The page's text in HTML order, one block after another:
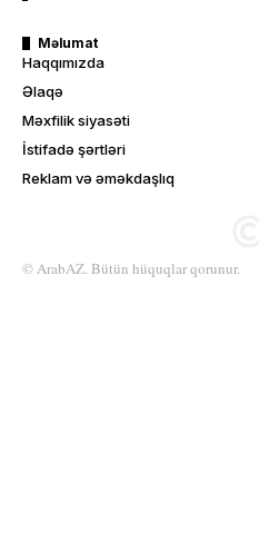
Məlumat
Haqqımızda
Əlaqə
Məxfilik siyasəti
İstifadə şərtləri
Reklam və əməkdaşlıq
© ArabAZ. Bütün hüquqlar qorunur.